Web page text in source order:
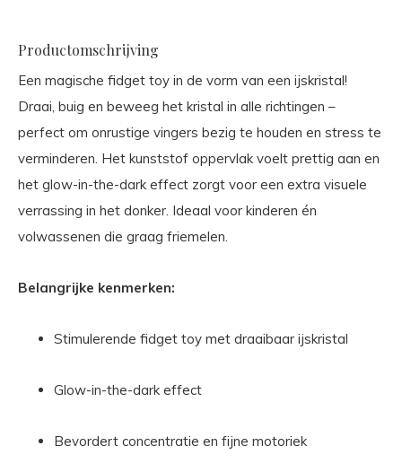
Productomschrijving
Een magische fidget toy in de vorm van een ijskristal!
Draai, buig en beweeg het kristal in alle richtingen –
perfect om onrustige vingers bezig te houden en stress te
verminderen. Het kunststof oppervlak voelt prettig aan en
het glow-in-the-dark effect zorgt voor een extra visuele
verrassing in het donker. Ideaal voor kinderen én
volwassenen die graag friemelen.
Belangrijke kenmerken:
Stimulerende fidget toy met draaibaar ijskristal
Glow-in-the-dark effect
Bevordert concentratie en fijne motoriek